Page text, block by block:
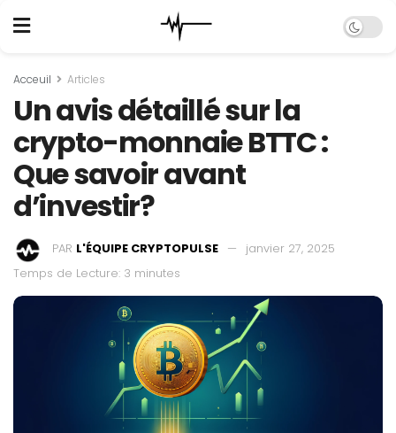
Acceuil Articles
Un avis détaillé sur la
crypto-monnaie BTTC :
Que savoir avant
d’investir?
PAR L'ÉQUIPE CRYPTOPULSE
janvier 27, 2025
Temps de Lecture: 3 minutes